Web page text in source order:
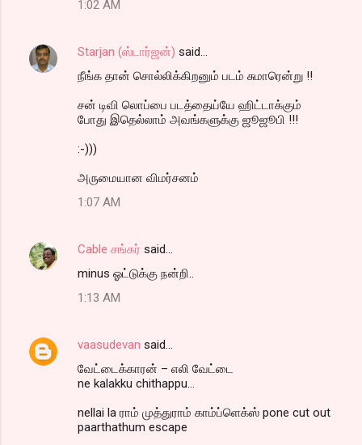
1:02 AM
Starjan (ஸ்டார்ஜன்) said…
நீங்க தான் சொல்லிக்கிறனும் படம் சுமாரென்று !!
சன் டிவி லொப்பை படத்தைய்யே ஹிட்டாக்கும்
போது இதெல்லாம் அவங்களுக்கு ஜூஜூபி !!!
:-)))
அருமையான விமர்சனம்
1:07 AM
Cable சங்கர் said…
minus ஓட்டுக்கு நன்றி..
1:13 AM
vaasudevan said…
வேட்டைக்காரன் – எலி வேட்டை
ne kalakku chithappu...
nellai la ராம் முத்துராம் காம்ப்ளெக்ஸ் pone cut out
paarthathum escape